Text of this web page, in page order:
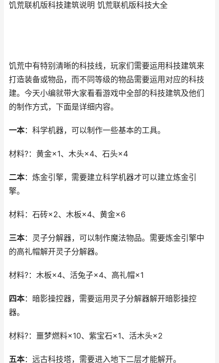
饥荒联机版科技建筑说明 饥荒联机版科技大全
饥荒中有特别清晰的科技线，玩家们需要运用科技建筑来
打造装备或物品，而不同等级的物品需要运用对应的科技
建。今天小编就带大家看看游戏中全部的科技建筑及他们
的制作方式，下面是详细内容。
一本：科学机器，可以制作一些基本的工具。
材料?：黄金×1、木头×4、石头×4
二本：炼金引擎，需要建立科学机器才可以建立炼金引
擎。
材料：石砖×2、木板×4、黄金×6
三本：灵子分解器，可以制作魔法物品。需要炼金引擎中
的高礼帽解开灵子分解器。
材料?：木板×4、活兔子×4、高礼帽×1
四本：暗影操控器，需要运用灵子分解器解开暗影操控
器。
材料?：噩梦燃料×10、紫宝石×1、活木头×2
五本：远古科技塔，需要进入地下二层才能解开。